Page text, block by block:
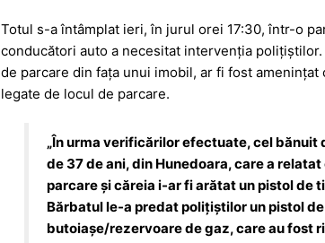
b
o
o
A
p
p
e
n
g
a
m
a
g
a
z
Totul s-a întâmplat ieri, în jurul orei 17:30, într-o
conducători auto a necesitat intervenția
de parcare din fața unui imobil, ar fi fost
legate de locul de parcare.
„În urma verificărilor efectuate, cel
de 37 de ani, din Hunedoara, care a
parcare și căreia i-ar fi arătat un pistol de
Bărbatul le-a predat polițiștilor un pistol
butoiașe/rezervoare de gaz, care au fost